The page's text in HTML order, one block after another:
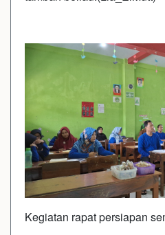
Kegiatan rapat persiapan